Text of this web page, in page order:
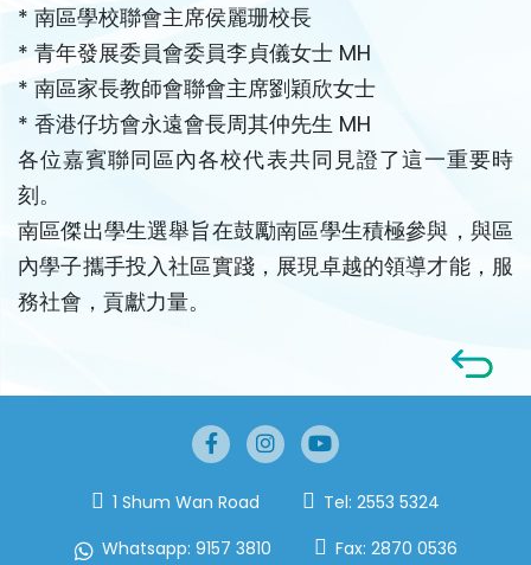
* 南區學校聯會主席侯麗珊校長
* 青年發展委員會委員李貞儀女士 MH
* 南區家長教師會聯會主席劉穎欣女士
* 香港仔坊會永遠會長周其仲先生 MH
各位嘉賓聯同區內各校代表共同見證了這一重要時
刻。
南區傑出學生選舉旨在鼓勵南區學生積極參與，與區
內學子攜手投入社區實踐，展現卓越的領導才能，服
務社會，貢獻力量。
1 Shum Wan Road Tel: 2553 5324
Whatsapp: 9157 3810 Fax: 2870 0536